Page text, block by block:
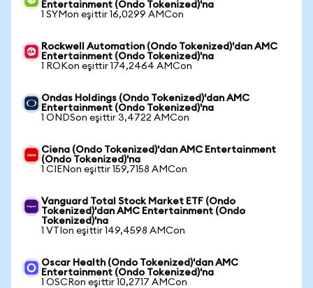
Entertainment (Ondo Tokenized)'na
1 SYMon eşittir 16,0299 AMCon
Rockwell Automation (Ondo Tokenized)'dan AMC
Entertainment (Ondo Tokenized)'na
1 ROKon eşittir 174,2464 AMCon
Ondas Holdings (Ondo Tokenized)'dan AMC
Entertainment (Ondo Tokenized)'na
1 ONDSon eşittir 3,4722 AMCon
Ciena (Ondo Tokenized)'dan AMC Entertainment
(Ondo Tokenized)'na
1 CIENon eşittir 159,7158 AMCon
Vanguard Total Stock Market ETF (Ondo
Tokenized)'dan AMC Entertainment (Ondo
Tokenized)'na
1 VTIon eşittir 149,4598 AMCon
Oscar Health (Ondo Tokenized)'dan AMC
Entertainment (Ondo Tokenized)'na
1 OSCRon eşittir 10,2717 AMCon